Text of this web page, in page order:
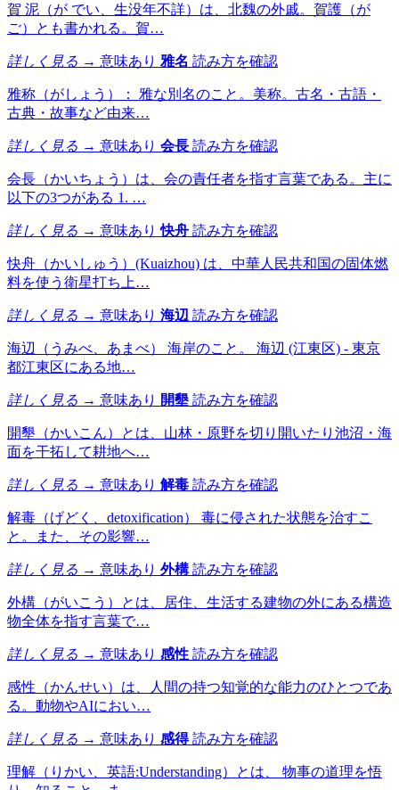
賀 泥（が でい、生没年不詳）は、北魏の外戚。賀護（が
ご）とも書かれる。賀…
詳しく見る → 意味あり 雅名 読み方を確認
雅称（がしょう）： 雅な別名のこと。美称。古名・古語・
古典・故事など由来…
詳しく見る → 意味あり 会長 読み方を確認
会長（かいちょう）は、会の責任者を指す言葉である。主に
以下の3つがある 1. …
詳しく見る → 意味あり 快舟 読み方を確認
快舟（かいしゅう）(Kuaizhou) は、中華人民共和国の固体燃
料を使う衛星打ち上…
詳しく見る → 意味あり 海辺 読み方を確認
海辺（うみべ、あまべ） 海岸のこと。 海辺 (江東区) - 東京
都江東区にある地…
詳しく見る → 意味あり 開墾 読み方を確認
開墾（かいこん）とは、山林・原野を切り開いたり池沼・海
面を干拓して耕地へ…
詳しく見る → 意味あり 解毒 読み方を確認
解毒（げどく、detoxification） 毒に侵された状態を治すこ
と。また、その影響…
詳しく見る → 意味あり 外構 読み方を確認
外構（がいこう）とは、居住、生活する建物の外にある構造
物全体を指す言葉で…
詳しく見る → 意味あり 感性 読み方を確認
感性（かんせい）は、人間の持つ知覚的な能力のひとつであ
る。動物やAIにおい…
詳しく見る → 意味あり 感得 読み方を確認
理解（りかい、英語:Understanding）とは、 物事の道理を悟